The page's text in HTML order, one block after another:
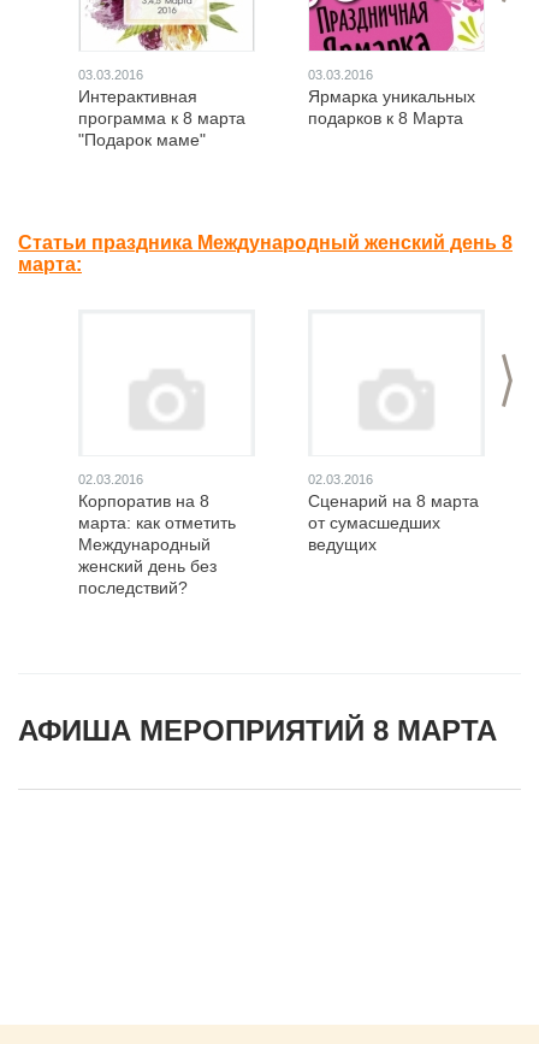
03.03.2016
Интерактивная
программа к 8 марта
"Подарок маме"
03.03.2016
Ярмарка уникальных
подарков к 8 Марта
Статьи праздника Международный женский день 8
марта:
>
02.03.2016
Корпоратив на 8
марта: как отметить
Международный
женский день без
последствий?
02.03.2016
Сценарий на 8 марта
от сумасшедших
ведущих
АФИША МЕРОПРИЯТИЙ 8 МАРТА